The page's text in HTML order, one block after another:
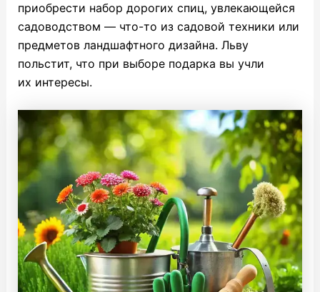
приобрести набор дорогих спиц, увлекающейся
садоводством — что-то из садовой техники или
предметов ландшафтного дизайна. Льву
польстит, что при выборе подарка вы учли
их интересы.